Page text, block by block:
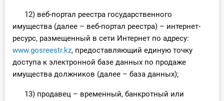
12) веб-портал реестра государственного
имущества (далее – веб-портал реестра) – интернет-
ресурс, размещенный в сети Интернет по адресу:
www.gosreestr.kz, предоставляющий единую точку
доступа к электронной базе данных по продаже
имущества должников (далее – база данных);
13) продавец – временный, банкротный или